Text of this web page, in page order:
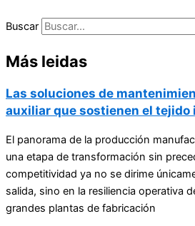
Buscar
Más leidas
Las soluciones de
auxiliar que sostienen el
El panorama de la producción
una etapa de transformación sin
competitividad ya no se dirime
salida, sino en la resiliencia operativa
grandes plantas de fabricación